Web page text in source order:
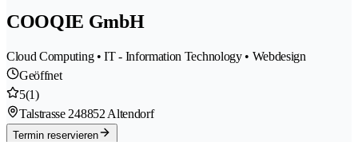
COOQIE GmbH
Cloud Computing • IT - Information Technology • Webdesign
Geöffnet
5(1)
Talstrasse 248852 Altendorf
Termin reservieren